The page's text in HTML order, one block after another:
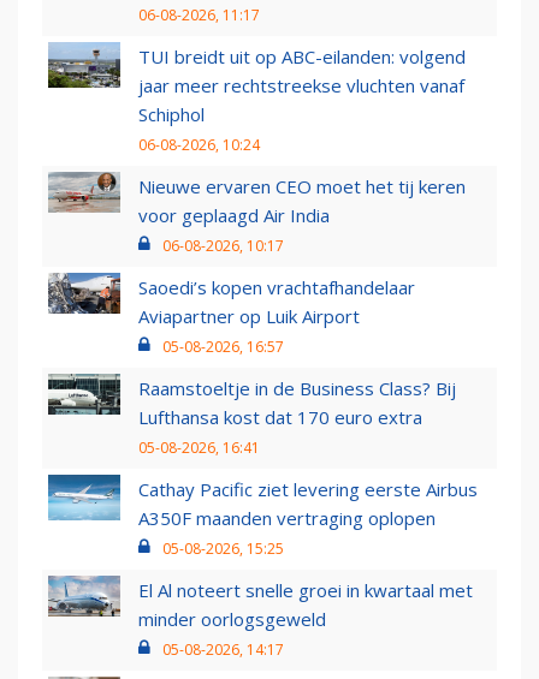
06-08-2026, 11:17
TUI breidt uit op ABC-eilanden: volgend
jaar meer rechtstreekse vluchten vanaf
Schiphol
06-08-2026, 10:24
Nieuwe ervaren CEO moet het tij keren
voor geplaagd Air India
06-08-2026, 10:17
Saoedi’s kopen vrachtafhandelaar
Aviapartner op Luik Airport
05-08-2026, 16:57
Raamstoeltje in de Business Class? Bij
Lufthansa kost dat 170 euro extra
05-08-2026, 16:41
Cathay Pacific ziet levering eerste Airbus
A350F maanden vertraging oplopen
05-08-2026, 15:25
El Al noteert snelle groei in kwartaal met
minder oorlogsgeweld
05-08-2026, 14:17